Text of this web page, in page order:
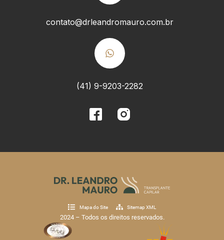
contato@drleandromauro.com.br
(41) 9-9203-2282
Mapa do Site Sitemap XML
2024 – Todos os direitos reservados.